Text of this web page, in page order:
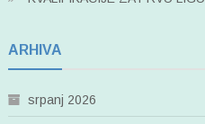
ARHIVA
srpanj 2026